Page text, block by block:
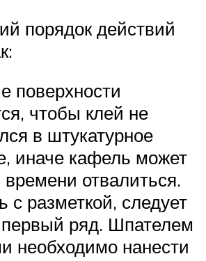
порядок действий
поверхности
чтобы клей не
в штукатурное
иначе кафель может
времени отвалиться.
с разметкой, следует
ряд. Шпателем
необходимо нанести